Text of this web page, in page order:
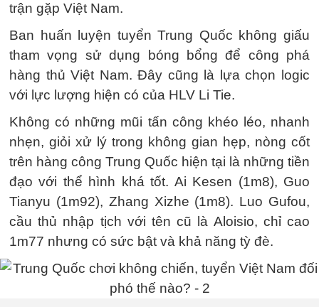
trận gặp Việt Nam.
Ban huấn luyện tuyển Trung Quốc không giấu
tham vọng sử dụng bóng bổng để công phá
hàng thủ Việt Nam. Đây cũng là lựa chọn logic
với lực lượng hiện có của HLV Li Tie.
Không có những mũi tấn công khéo léo, nhanh
nhẹn, giỏi xử lý trong không gian hẹp, nòng cốt
trên hàng công Trung Quốc hiện tại là những tiền
đạo với thể hình khá tốt. Ai Kesen (1m8), Guo
Tianyu (1m92), Zhang Xizhe (1m8). Luo Gufou,
cầu thủ nhập tịch với tên cũ là Aloisio, chỉ cao
1m77 nhưng có sức bật và khả năng tỳ đè.